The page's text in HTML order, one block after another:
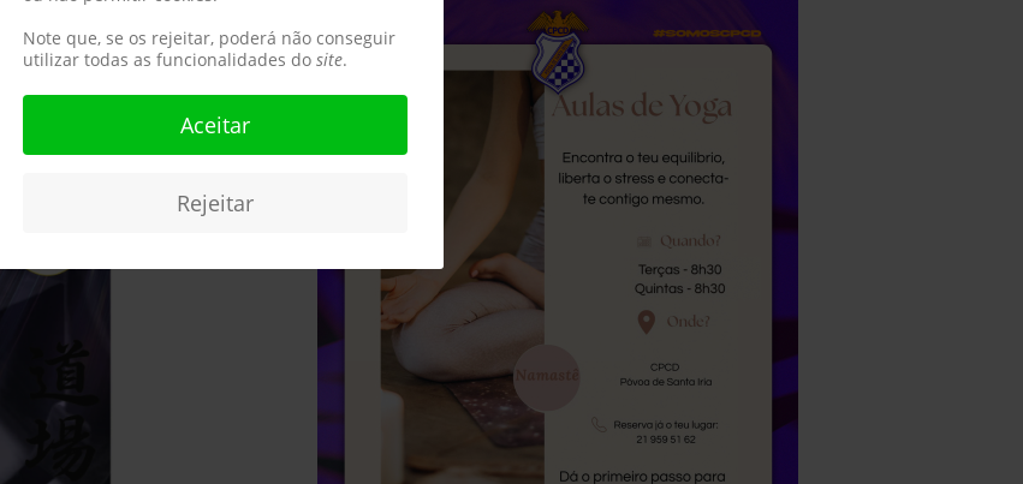
Note que, se os rejeitar, poderá não conseguir
utilizar todas as funcionalidades do site.
Aceitar
Rejeitar